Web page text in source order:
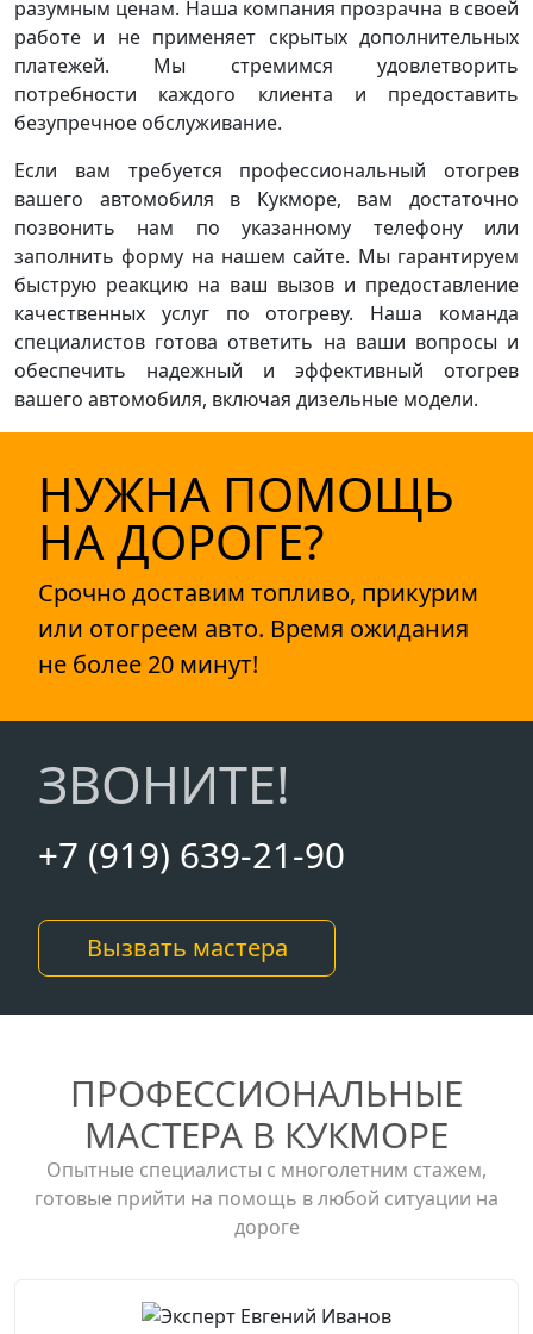
разумным ценам. Наша компания прозрачна в своей
работе и не применяет скрытых дополнительных
платежей. Мы стремимся удовлетворить
потребности каждого клиента и предоставить
безупречное обслуживание.
Если вам требуется профессиональный отогрев
вашего автомобиля в Кукморе, вам достаточно
позвонить нам по указанному телефону или
заполнить форму на нашем сайте. Мы гарантируем
быструю реакцию на ваш вызов и предоставление
качественных услуг по отогреву. Наша команда
специалистов готова ответить на ваши вопросы и
обеспечить надежный и эффективный отогрев
вашего автомобиля, включая дизельные модели.
НУЖНА ПОМОЩЬ
НА ДОРОГЕ?
Срочно доставим топливо, прикурим
или отогреем авто. Время ожидания
не более 20 минут!
ЗВОНИТЕ!
+7 (919) 639-21-90
Вызвать мастера
ПРОФЕССИОНАЛЬНЫЕ
МАСТЕРА В КУКМОРЕ
Опытные специалисты с многолетним стажем,
готовые прийти на помощь в любой ситуации на
дороге